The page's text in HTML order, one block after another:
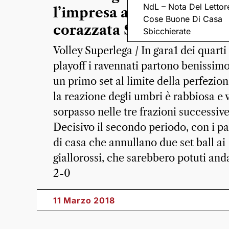
NdL – Nota Del
Cose Buone Di Casa
Sbicchierate
l’impresa a Perugia
corazzata Sir Safety
Volley Superlega / In gara1 dei quarti
playoff i ravennati partono
un primo set al limite della
la reazione degli umbri è rabbiosa e
sorpasso nelle tre frazioni
Decisivo il secondo periodo, con i
di casa che annullano due set ball ai
giallorossi, che sarebbero potuti
2-0
11 Marzo 2018